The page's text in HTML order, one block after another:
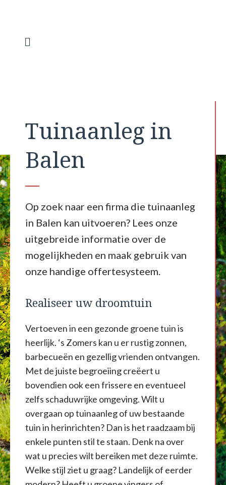
inhoud
Tuinaanleg in
Balen
Op zoek naar een firma die tuinaanleg
in Balen kan uitvoeren? Lees onze
uitgebreide informatie over de
mogelijkheden en maak gebruik van
onze handige offertesysteem.
Realiseer uw droomtuin
Vertoeven in een gezonde groene tuin is
heerlijk. ‘s Zomers kan u er rustig zonnen,
barbecueën en gezellig vrienden ontvangen.
Met de juiste begroeiing creëert u
bovendien ook een frissere en eventueel
zelfs schaduwrijke omgeving. Wilt u
overgaan op tuinaanleg of uw bestaande
tuin in herinrichten? Dan is het raadzaam bij
enkele punten stil te staan. Denk na over
wat u precies wilt bereiken met deze ruimte.
Welke stijl ziet u graag? Landelijk of eerder